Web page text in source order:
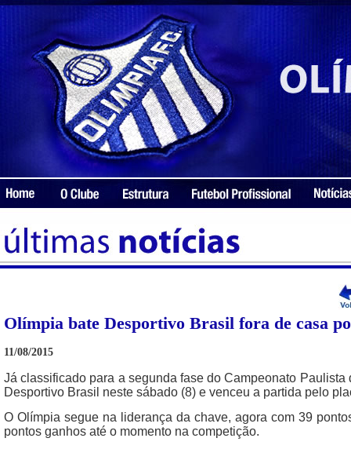
Olímpia bate Desportivo Brasil fora de casa
11/08/2015
Já classificado para a segunda fase do Campeonato
Desportivo Brasil neste sábado (8) e venceu a partida pelo
O Olímpia segue na liderança da chave, agora com 39
pontos ganhos até o momento na competição.